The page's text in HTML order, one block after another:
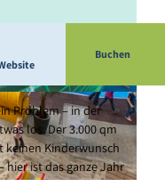
Thomas Hellmann
|CC-BY-SA
Buchen
für die ganze Familie
Problem – in der
los. Der 3.000 qm
keinen Kinderwunsch
hier ist das ganze Jahr